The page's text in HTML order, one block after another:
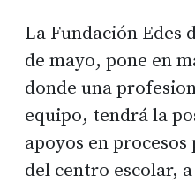
La Fundación Edes
de mayo, pone en
donde una
equipo, tendrá la
apoyos en
del centro escolar,